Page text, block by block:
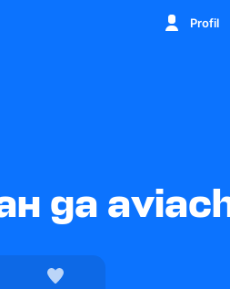
Profil
ga